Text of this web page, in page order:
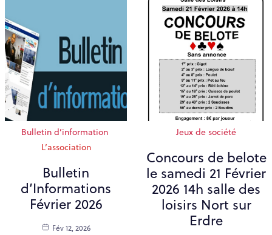
Bulletin d’information
L’association
Bulletin
d’Informations
Février 2026
Fév 12, 2026
Jeux de société
Concours de belote
le samedi 21 Février
2026 14h salle des
loisirs Nort sur
Erdre